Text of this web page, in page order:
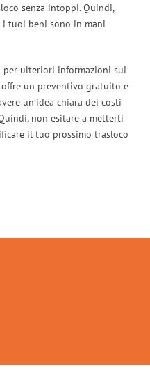
senza intoppi. Quindi,
tuoi beni sono in mani
per ulteriori informazioni sui
offre un preventivo gratuito e
un’idea chiara dei costi
non esitare a metterti
il tuo prossimo trasloco